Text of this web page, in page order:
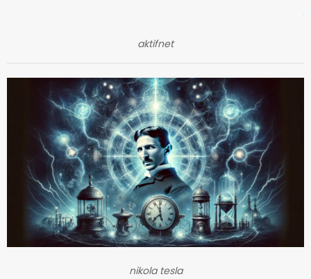
aktifnet
nikola tesla